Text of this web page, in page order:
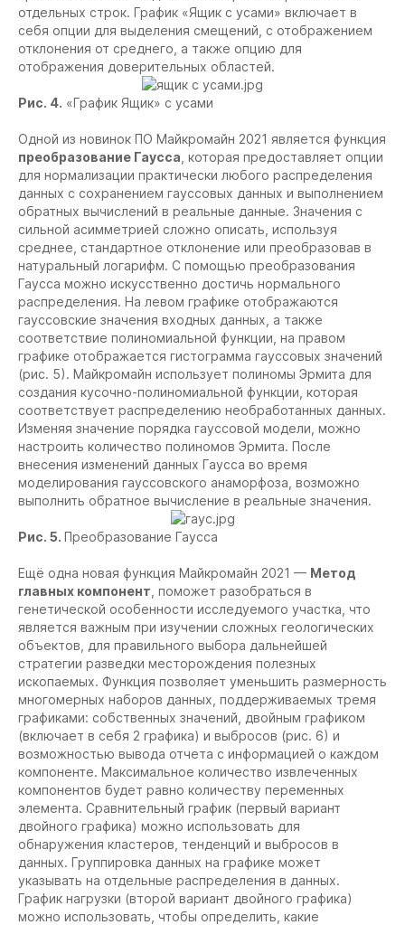
отдельных строк. График «Ящик с усами» включает в
себя опции для выделения смещений, с отображением
отклонения от среднего, а также опцию для
отображения доверительных областей.
Рис. 4. «График Ящик» с усами
Одной из новинок ПО Майкромайн 2021 является функция
преобразование Гаусса , которая предоставляет опции
для нормализации практически любого распределения
данных с сохранением гауссовых данных и выполнением
обратных вычислений в реальные данные. Значения с
сильной асимметрией сложно описать, используя
среднее, стандартное отклонение или преобразовав в
натуральный логарифм. С помощью преобразования
Гаусса можно искусственно достичь нормального
распределения. На левом графике отображаются
гауссовские значения входных данных, а также
соответствие полиномиальной функции, на правом
графике отображается гистограмма гауссовых значений
(рис. 5). Майкромайн использует полиномы Эрмита для
создания кусочно-полиномиальной функции, которая
соответствует распределению необработанных данных.
Изменяя значение порядка гауссовой модели, можно
настроить количество полиномов Эрмита. После
внесения изменений данных Гаусса во время
моделирования гауссовского анаморфоза, возможно
выполнить обратное вычисление в реальные значения.
Рис. 5. Преобразование Гаусса
Ещё одна новая функция Майкромайн 2021 — Метод
главных компонент , поможет разобраться в
генетической особенности исследуемого участка, что
является важным при изучении сложных геологических
объектов, для правильного выбора дальнейшей
стратегии разведки месторождения полезных
ископаемых. Функция позволяет уменьшить размерность
многомерных наборов данных, поддерживаемых тремя
графиками: собственных значений, двойным графиком
(включает в себя 2 графика) и выбросов (рис. 6) и
возможностью вывода отчета с информацией о каждом
компоненте. Максимальное количество извлеченных
компонентов будет равно количеству переменных
элемента. Сравнительный график (первый вариант
двойного графика) можно использовать для
обнаружения кластеров, тенденций и выбросов в
данных. Группировка данных на графике может
указывать на отдельные распределения в данных.
График нагрузки (второй вариант двойного графика)
можно использовать, чтобы определить, какие